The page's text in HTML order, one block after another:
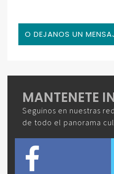
O DEJANOS UN
MANTENETE
Seguinos en nuestras
de todo el panorama